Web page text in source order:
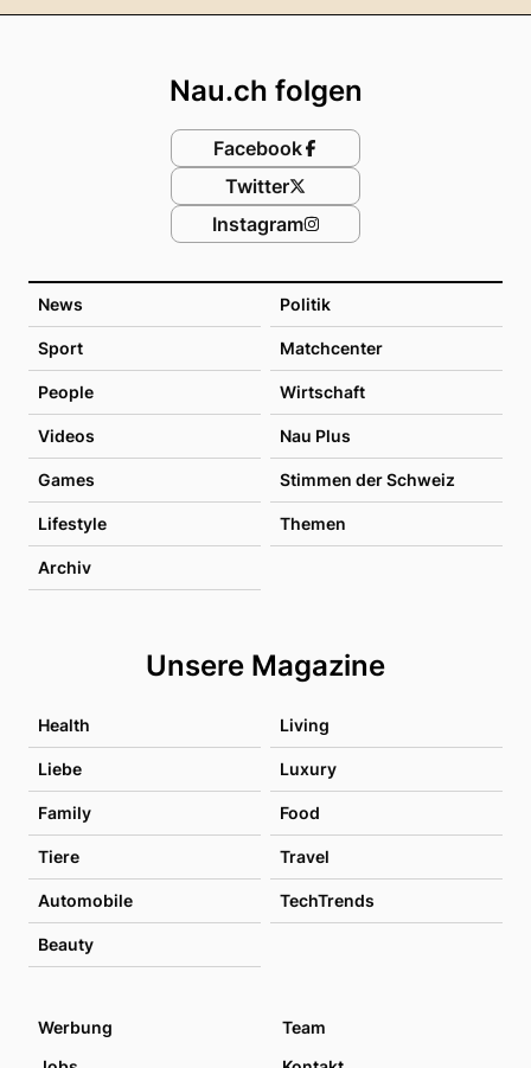
News Politik
Sport Matchcenter
People Wirtschaft
Videos Nau Plus
Games Stimmen der Schweiz
Lifestyle Themen
Archiv
Unsere Magazine
Health Living
Liebe Luxury
Family Food
Tiere Travel
Automobile TechTrends
Beauty
Nau.ch folgen
Facebook
Twitter
Instagram
Werbung
Team